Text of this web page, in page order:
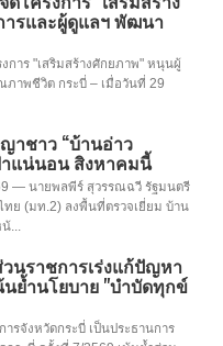
รและผู้ดูแลฯ พัฒนา
การ "เสริมสร้างศักยภาพ" หนุนผู้
าพชีวิต กระบี่ – เมื่อวันที่ 29
าชาว “บ้านอ่าว
แน่นอน สิงหาคมนี้
— นายพลพีร์ สุวรรณฉวี รัฐมนตรี
ทย (มท.2) ลงพื้นที่ตรวจเยี่ยม บ้าน
...
นราชการเร่งแก้ปัญหา
ย้ำนโยบาย "บำบัดทุกข์
รจังหวัดกระบี่ เป็นประธานการ